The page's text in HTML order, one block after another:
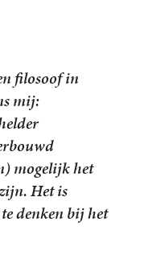
filosoof in
mij:
mogelijk het
Het is
denken bij het